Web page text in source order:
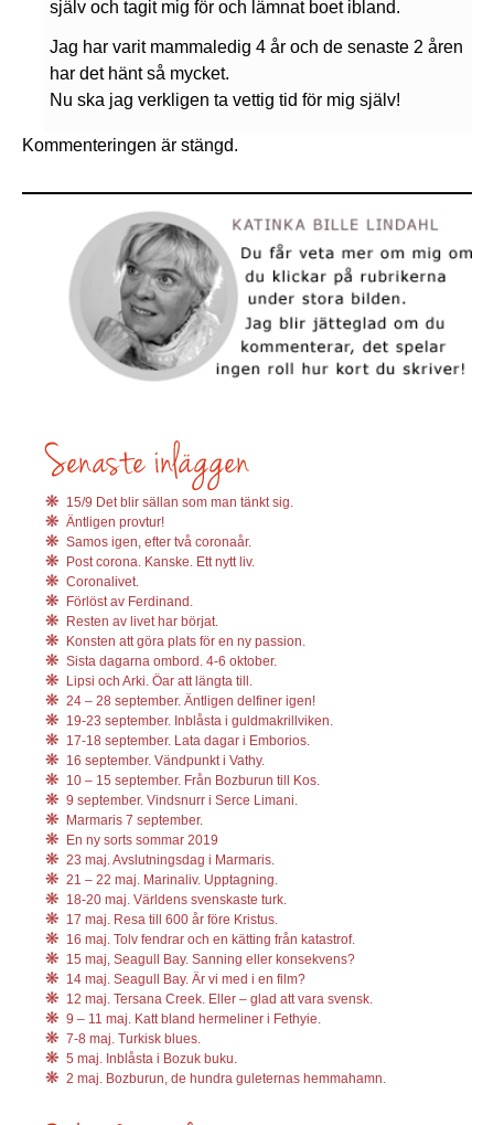
själv och tagit mig för och lämnat boet ibland.
Jag har varit mammaledig 4 år och de senaste 2 åren
har det hänt så mycket.
Nu ska jag verkligen ta vettig tid för mig själv!
Kommenteringen är stängd.
15/9 Det blir sällan som man tänkt sig.
Äntligen provtur!
Samos igen, efter två coronaår.
Post corona. Kanske. Ett nytt liv.
Coronalivet.
Förlöst av Ferdinand.
Resten av livet har börjat.
Konsten att göra plats för en ny passion.
Sista dagarna ombord. 4-6 oktober.
Lipsi och Arki. Öar att längta till.
24 – 28 september. Äntligen delfiner igen!
19-23 september. Inblåsta i guldmakrillviken.
17-18 september. Lata dagar i Emborios.
16 september. Vändpunkt i Vathy.
10 – 15 september. Från Bozburun till Kos.
9 september. Vindsnurr i Serce Limani.
Marmaris 7 september.
En ny sorts sommar 2019
23 maj. Avslutningsdag i Marmaris.
21 – 22 maj. Marinaliv. Upptagning.
18-20 maj. Världens svenskaste turk.
17 maj. Resa till 600 år före Kristus.
16 maj. Tolv fendrar och en kätting från katastrof.
15 maj, Seagull Bay. Sanning eller konsekvens?
14 maj. Seagull Bay. Är vi med i en film?
12 maj. Tersana Creek. Eller – glad att vara svensk.
9 – 11 maj. Katt bland hermeliner i Fethyie.
7-8 maj. Turkisk blues.
5 maj. Inblåsta i Bozuk buku.
2 maj. Bozburun, de hundra guleternas hemmahamn.